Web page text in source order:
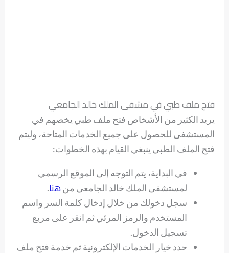
فتح ملف طبي في مشفى الملك خالد الجامعي
يريد الكثير من الأشخاص فتح ملف طبي يخصهم في
المستشفى للحصول على جميع الخدمات المتاحة، وليتم
فتح الملف الطبي ينبغي القيام بهذه الخطوات:
في البداية، يتم التوجه إلى الموقع الرسمي
لمستشفى الملك خالد الجامعي منهنا.
سجل دخولك من خلال إدخال كلمة السر واسم
المستخدم والرمز المرئي ثم انقر على مربع
تسجيل الدخول.
حدد خيار الخدمات الإلكترونية ثم خدمة فتح ملف